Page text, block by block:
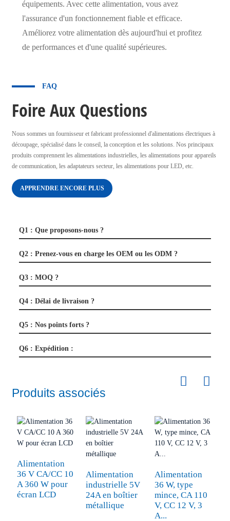
équipements. Avec cette alimentation, vous avez
l'assurance d'un fonctionnement fiable et efficace.
Améliorez votre alimentation dès aujourd'hui et profitez
de performances et d'une qualité supérieures.
FAQ
Foire Aux Questions
Nous sommes un fournisseur et fabricant professionnel d'alimentations électriques à
découpage, spécialisé dans le conseil, la conception et les solutions. Nos principaux
produits comprennent les alimentations industrielles, les alimentations pour appareils
de communication, les adaptateurs secteur, les alimentations pour LED, etc.
APPRENDRE ENCORE PLUS
Q1 : Que proposons-nous ?
Q2 : Prenez-vous en charge les OEM ou les ODM ?
Q3 : MOQ ?
Q4 : Délai de livraison ?
Q5 : Nos points forts ?
Q6 : Expédition :
Produits associés
Alimentation
36 V CA/CC 10
A 360 W pour
écran LCD
Alimentation
industrielle 5V
24A en boîtier
métallique
Alimentation
36 W, type
mince, CA 110
V, CC 12 V, 3
A...